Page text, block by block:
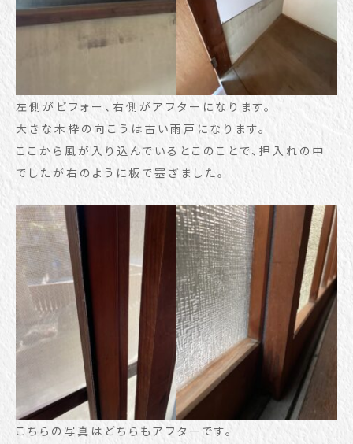
左側がビフォー、右側がアフターになります。
大きな木枠の向こうは古い雨戸になります。
ここから風が入り込んでいるとこのことで、押入れの中
でしたが右のように板で塞ぎました。
こちらの写真はどちらもアフターです。